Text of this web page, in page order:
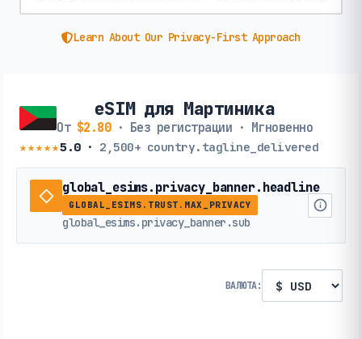
Learn About Our Privacy-First Approach
eSIM для Мартиника
От $2.80· Без регистрации · Мгновенно
★★★★★5.0· 2,500+ country.tagline_delivered
global_esims.privacy_banner.headline
GLOBAL_ESIMS.TRUST.MAX_PRIVACY
global_esims.privacy_banner.sub
ВАЛЮТА: